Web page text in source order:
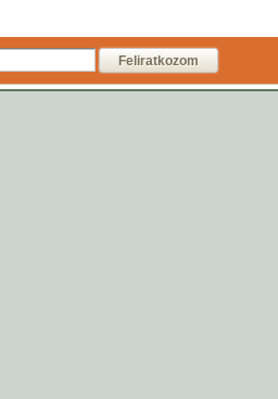
Feliratkozom